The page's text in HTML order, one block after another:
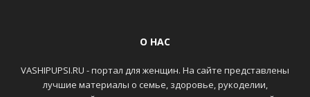
О НАС
VASHIPUPSI.RU - портал для женщин. На сайте представлены
лучшие материалы о семье, здоровье, рукоделии,